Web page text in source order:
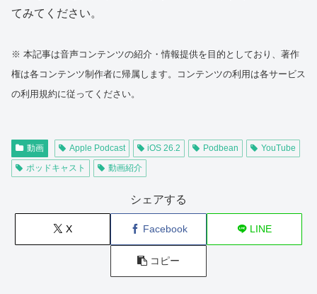
てみてください。
※ 本記事は音声コンテンツの紹介・情報提供を目的としており、著作
権は各コンテンツ制作者に帰属します。コンテンツの利用は各サービス
の利用規約に従ってください。
動画 Apple Podcast iOS 26.2 Podbean
YouTube
ポッドキャスト
動画紹介
シェアする
X Facebook LINE
コピー